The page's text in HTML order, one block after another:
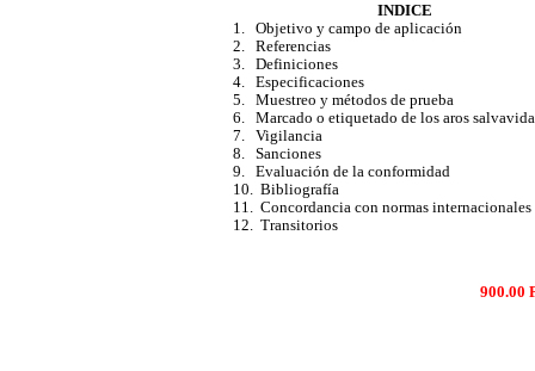
INDICE
1. Objetivo y campo de aplicación
2. Referencias
3. Definiciones
4. Especificaciones
5. Muestreo y métodos de prueba
6. Marcado o etiquetado de los aros
7. Vigilancia
8. Sanciones
9. Evaluación de la conformidad
10. Bibliografía
11. Concordancia con normas internacionales
12. Transitorios
900.00